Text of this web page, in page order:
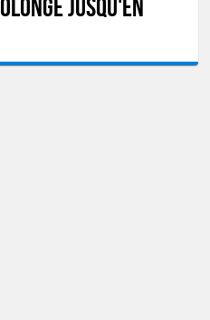
jusqu'en